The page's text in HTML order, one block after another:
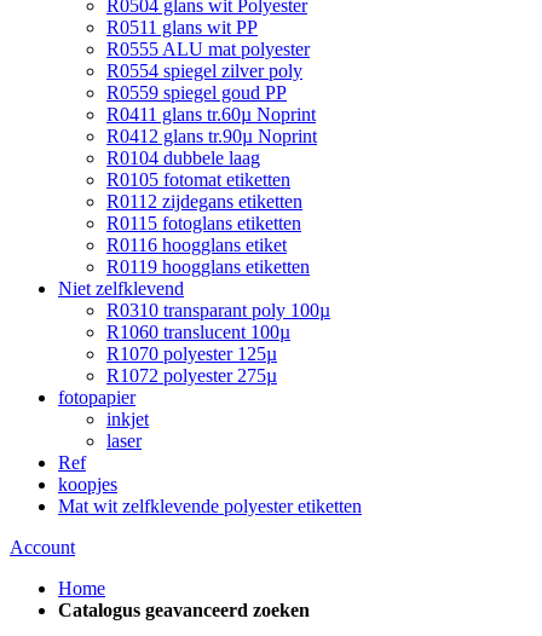
R0504 glans wit Polyester
R0511 glans wit PP
R0555 ALU mat polyester
R0554 spiegel zilver poly
R0559 spiegel goud PP
R0411 glans tr.60µ Noprint
R0412 glans tr.90µ Noprint
R0104 dubbele laag
R0105 fotomat etiketten
R0112 zijdegans etiketten
R0115 fotoglans etiketten
R0116 hoogglans etiket
R0119 hoogglans etiketten
Niet zelfklevend
R0310 transparant poly 100µ
R1060 translucent 100µ
R1070 polyester 125µ
R1072 polyester 275µ
fotopapier
inkjet
laser
Ref
koopjes
Mat wit zelfklevende polyester etiketten
Account
Home
Catalogus geavanceerd zoeken